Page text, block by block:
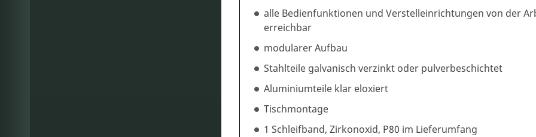
alle Bedienfunktionen und Verstelleinrichtungen von der
erreichbar
modularer Aufbau
Stahlteile galvanisch verzinkt oder pulverbeschichtet
Aluminiumteile klar eloxiert
Tischmontage
1 Schleifband, Zirkonoxid, P80 im Lieferumfang